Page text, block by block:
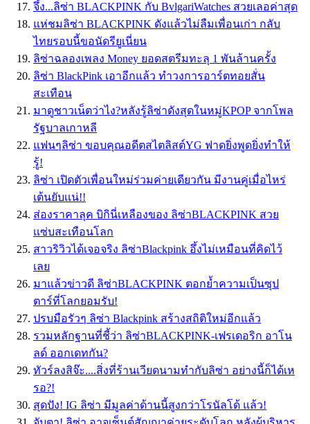
จึ้ง...ลิซ่า BLACKPINK กับ BvlgariWatches สวยเลอค่าสุด
แห่ชมลิซ่า BLACKPINK ดังแล้วไม่ลืมเพื่อนเก่า กลับ
ไทยรอบนี้ขอนัดรียูเนี่ยน
ลิซ่าฉลองเพลง Money ยอดสตรีมทะลุ 1 พันล้านครั้ง
ลิซ่า BlackPink เอาอีกแล้ว ทำวงการอาร์ตทอยสั่น
สะเทือน
มาดูชาวเน็ตว่าไง?หลังรู้ลิซ่าดังสุดในหมู่KPOP จากโพล
รัฐบาลเกาหลี
แฟนๆลิซ่า ขอบคุณอดีตสไตลิสต์YG ฟาดยิ่งพูดยิ่งทำให้
รู้!
ลิซ่า เปิดตัวเพื่อนใหม่ร่วมค่ายเดียวกัน มีงานคู่เมื่อไหร่
เต้นยับเเน่!!
ส่องราคาลุค บิกินี่เหลืองของ ลิซ่าBLACKPINK สวย
เเซ่บสะเทือนโลก
สาวริวิวได้เจอจริง ลิซ่าBlackpink อึ้งไม่เหมือนที่คิดไว้
เลย
มาแล้วข่าวดี ลิซ่าBLACKPINK ตอกย้ำความเป็นซุป
ตาร์ที่โลกยอมรับ!
ปรบมือรัวๆ ลิซ่า Blackpink สร้างสถิติใหม่อีกแล้ว
รวมหลักฐานที่ชี้ว่า ลิซ่าBLACKPINK-เฟรเดอริก อาโน
ลด์ ออกเดทกัน?
ทัวร์ลงสิจ๊ะ....สิ่งที่ร้านเวียดนามทำกับลิซ่า อย่างนี้ก็ได้เห
รอ?!
สุดปัง! IG ลิซ่า มีมูลค่าด้านนี้สูงกว่าโรนัลโด้ แล้ว!